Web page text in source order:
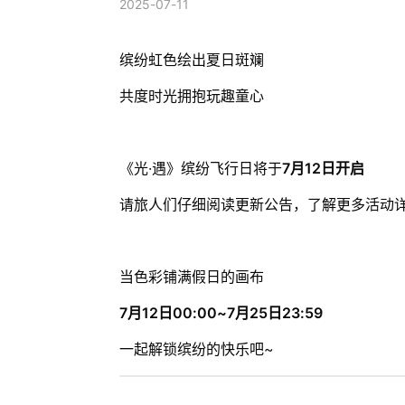
2025-07-11
缤纷虹色绘出夏日斑斓
共度时光拥抱玩趣童心
《光·遇》缤纷飞行日将于7月12日开启
请旅人们仔细阅读更新公告，了解更多活动
当色彩铺满假日的画布
7月12日00:00~7月25日23:59
一起解锁缤纷的快乐吧~